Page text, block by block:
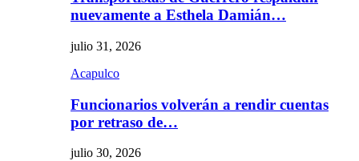
nuevamente a Esthela Damián…
julio 31, 2026
Acapulco
Funcionarios volverán a rendir cuentas
por retraso de…
julio 30, 2026